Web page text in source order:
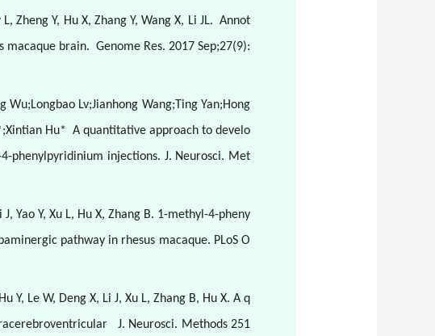
Zheng Y, Hu X, Zhang Y, Wang X, Li JL. Annot
macaque brain. Genome Res. 2017 Sep;27(9):
Wu;Longbao Lv;Jianhong Wang;Ting Yan;Hong
Hu*
A quantitative approach to develo
phenylpyridinium injections. J. Neurosci. Met
Yao Y, Xu L, Hu X, Zhang B. 1-methyl-4-pheny
pathway in rhesus macaque. PLoS O
Y, Le W, Deng X, Li J, Xu L, Zhang B, Hu X. A q
J. Neurosci. Methods 251